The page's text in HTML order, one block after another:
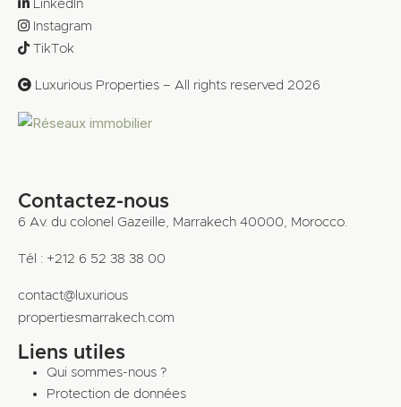
LinkedIn
Instagram
TikTok
Luxurious Properties – All rights reserved 2026
Contactez-nous
6 Av. du colonel Gazeille, Marrakech 40000, Morocco.
Tél : +212 6 52 38 38 00
contact@luxurious
propertiesmarrakech.com
Liens utiles
Qui sommes-nous ?
Protection de données